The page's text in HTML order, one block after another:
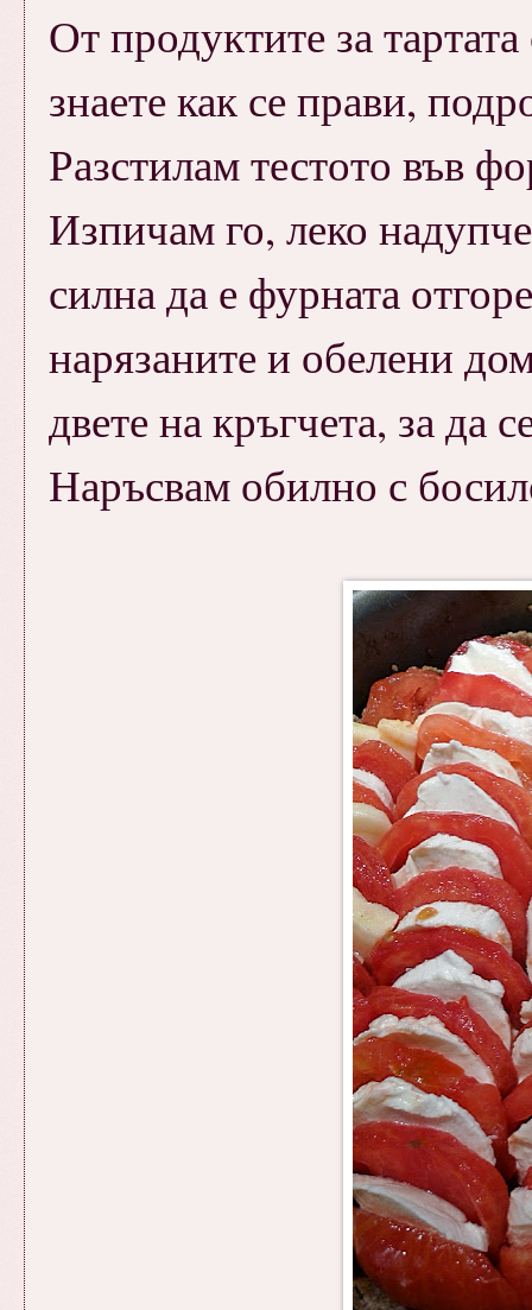
От продуктите за
знаете как се прави,
Разстилам тестото във
Изпичам го, леко
силна да е фурната
нарязаните и обелени
двете на кръгчета, за да
Наръсвам обилно с